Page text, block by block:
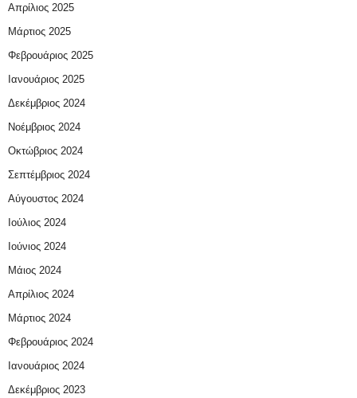
Απρίλιος 2025
Μάρτιος 2025
Φεβρουάριος 2025
Ιανουάριος 2025
Δεκέμβριος 2024
Νοέμβριος 2024
Οκτώβριος 2024
Σεπτέμβριος 2024
Αύγουστος 2024
Ιούλιος 2024
Ιούνιος 2024
Μάιος 2024
Απρίλιος 2024
Μάρτιος 2024
Φεβρουάριος 2024
Ιανουάριος 2024
Δεκέμβριος 2023